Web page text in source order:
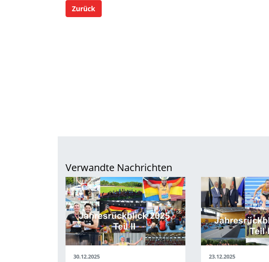
Zurück
Verwandte Nachrichten
30.12.2025 23.12.2025